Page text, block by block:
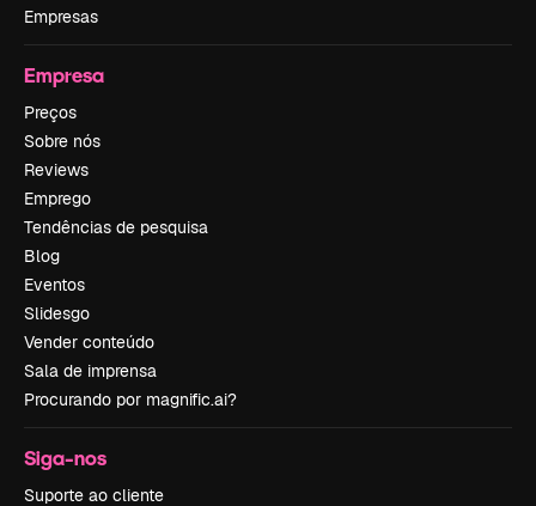
Empresas
Empresa
Preços
Sobre nós
Reviews
Emprego
Tendências de pesquisa
Blog
Eventos
Slidesgo
Vender conteúdo
Sala de imprensa
Procurando por magnific.ai?
Siga-nos
Suporte ao cliente